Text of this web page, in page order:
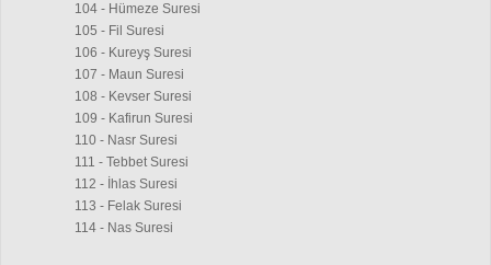
104 - Hümeze Suresi
105 - Fil Suresi
106 - Kureyş Suresi
107 - Maun Suresi
108 - Kevser Suresi
109 - Kafirun Suresi
110 - Nasr Suresi
111 - Tebbet Suresi
112 - İhlas Suresi
113 - Felak Suresi
114 - Nas Suresi